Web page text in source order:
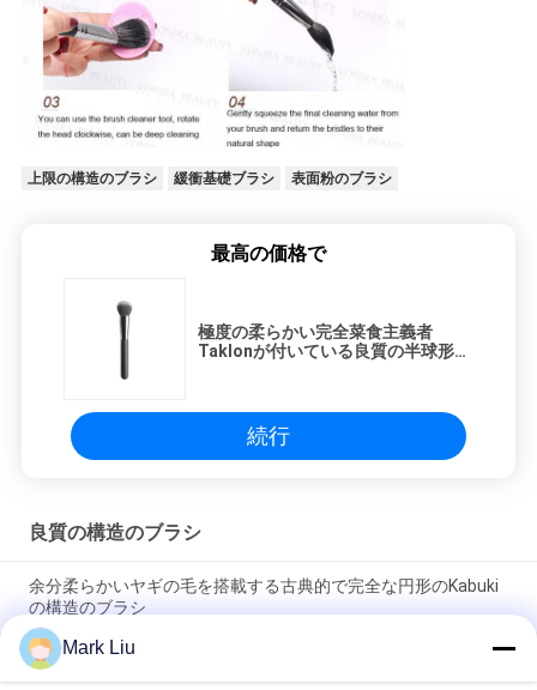
上限の構造のブラシ 緩衝基礎ブラシ 表面粉のブラシ
最高の価格で
極度の柔らかい完全菜食主義者
Taklonが付いている良質の半球形の
続行
良質の構造のブラシ
余分柔らかいヤギの毛を搭載する古典的で完全な円形のKabuki
の構造のブラシ
Voniraの美大きいファンのヤギの毛の構造のブラシ/木製のハン
ドルの上限の構造のブラシ
Mark Liu